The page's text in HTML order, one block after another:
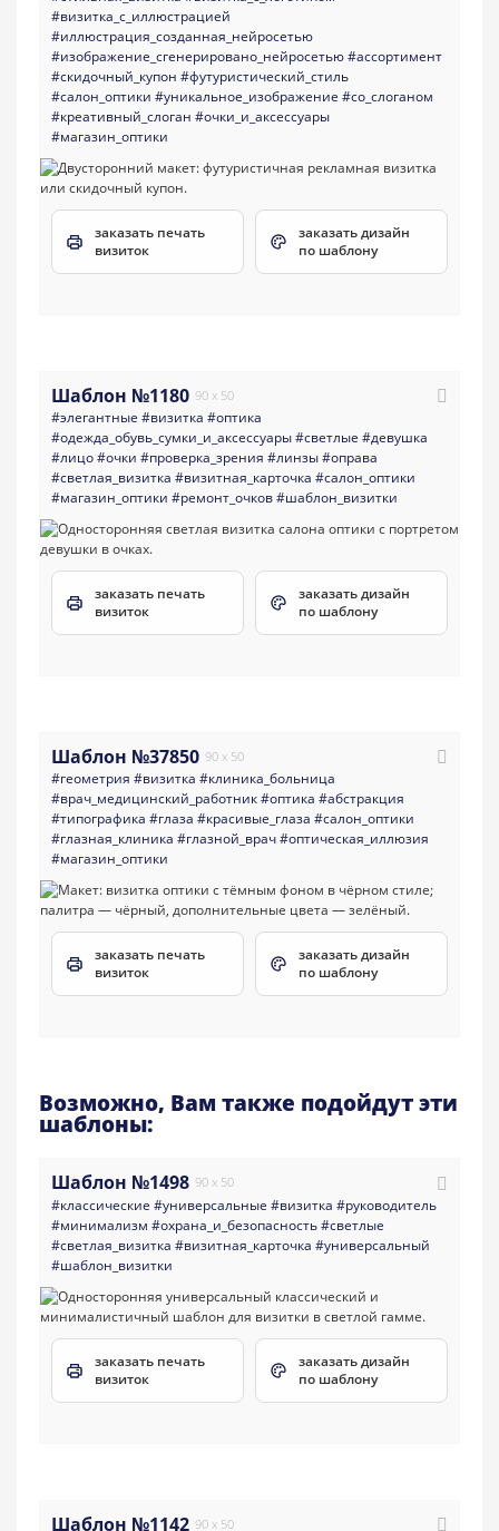
#визитка_с_иллюстрацией
#иллюстрация_созданная_нейросетью
#изображение_сгенерировано_нейросетью#ассортимент
#скидочный_купон #футуристический_стиль
#салон_оптики #уникальное_изображение #со_слоганом
#креативный_слоган #очки_и_аксессуары
#магазин_оптики
заказать печать
визиток
заказать дизайн
по шаблону
Шаблон №1180 90 x 50
#элегантные #визитка #оптика
#одежда_обувь_сумки_и_аксессуары#светлые #девушка
#лицо#очки #проверка_зрения #линзы#оправа
#светлая_визитка #визитная_карточка #салон_оптики
#магазин_оптики #ремонт_очков#шаблон_визитки
заказать печать
визиток
заказать дизайн
по шаблону
Шаблон №37850 90 x 50
#геометрия #визитка #клиника_больница
#врач_медицинский_работник#оптика #абстракция
#типографика #глаза #красивые_глаза #салон_оптики
#глазная_клиника #глазной_врач#оптическая_иллюзия
#магазин_оптики
заказать печать
визиток
заказать дизайн
по шаблону
Возможно, Вам также подойдут эти
шаблоны:
Шаблон №1498 90 x 50
#классические #универсальные #визитка #руководитель
#минимализм #охрана_и_безопасность#светлые
#светлая_визитка #визитная_карточка #универсальный
#шаблон_визитки
заказать печать
визиток
заказать дизайн
по шаблону
Шаблон №1142 90 x 50